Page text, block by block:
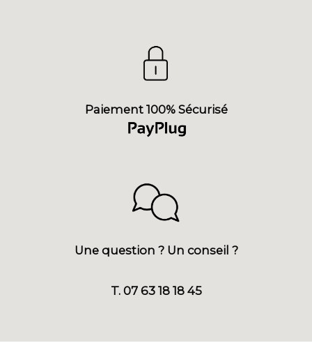
Paiement 100% Sécurisé
Une question ? Un conseil ?
T. 07 63 18 18 45